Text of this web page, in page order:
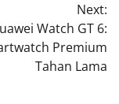
Next:
Watch GT 6:
Premium
Tahan Lama